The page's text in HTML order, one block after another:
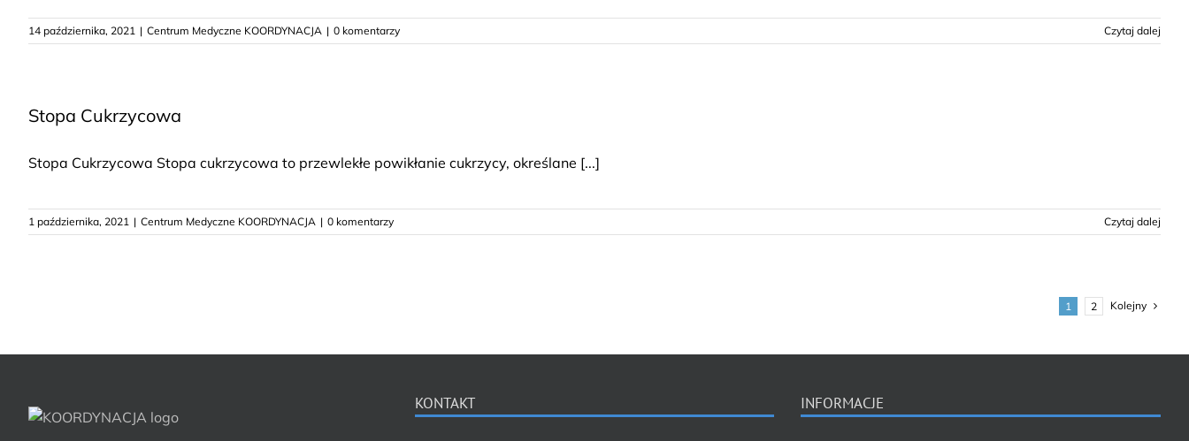
14 października, 2021 | Centrum Medyczne KOORDYNACJA | 0 komentarzy Czytaj dalej
Stopa Cukrzycowa
Stopa Cukrzycowa Stopa cukrzycowa to przewlekłe powikłanie cukrzycy, określane [...]
1 października, 2021 | Centrum Medyczne KOORDYNACJA | 0 komentarzy Czytaj dalej
1 2 Kolejny
KONTAKT INFORMACJE